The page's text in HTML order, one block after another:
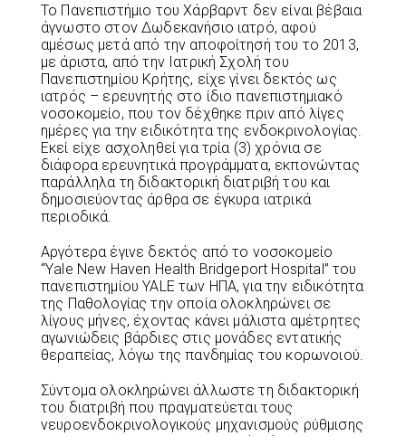
Το Πανεπιστήμιο του Χάρβαρντ δεν είναι βέβαια
άγνωστο στον Δωδεκανήσιο ιατρό, αφού
αμέσως μετά από την αποφοίτησή του το 2013,
με άριστα, από την Ιατρική Σχολή του
Πανεπιστημίου Κρήτης, είχε γίνει δεκτός ως
ιατρός – ερευνητής στο ίδιο πανεπιστημιακό
νοσοκομείο, που τον δέχθηκε πριν από λίγες
ημέρες για την ειδικότητα της ενδοκρινολογίας.
Εκεί είχε ασχοληθεί για τρία (3) χρόνια σε
διάφορα ερευνητικά προγράμματα, εκπονώντας
παράλληλα τη διδακτορική διατριβή του και
δημοσιεύοντας άρθρα σε έγκυρα ιατρικά
περιοδικά.
Αργότερα έγινε δεκτός από το νοσοκομείο
“Υale Νew Ηaven Ηealth Βridgeport Ηospital” του
πανεπιστημίου YALE των ΗΠΑ, για την ειδικότητα
της Παθολογίας την οποία ολοκληρώνει σε
λίγους μήνες, έχοντας κάνει μάλιστα αμέτρητες
αγωνιώδεις βάρδιες στις μονάδες εντατικής
θεραπείας, λόγω της πανδημίας του κορωνοιού.
Σύντομα ολοκληρώνει άλλωστε τη διδακτορική
του διατριβή που πραγματεύεται τους
νευροενδοκρινολογικούς μηχανισμούς ρύθμισης